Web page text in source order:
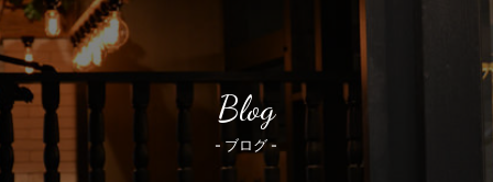
Blog
- ブログ -